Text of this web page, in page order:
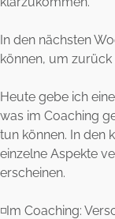
In den nächsten
können, um
Heute gebe ich
was im Coaching
tun können. In den
einzelne Aspekte
erscheinen.
◽️Im Coaching: